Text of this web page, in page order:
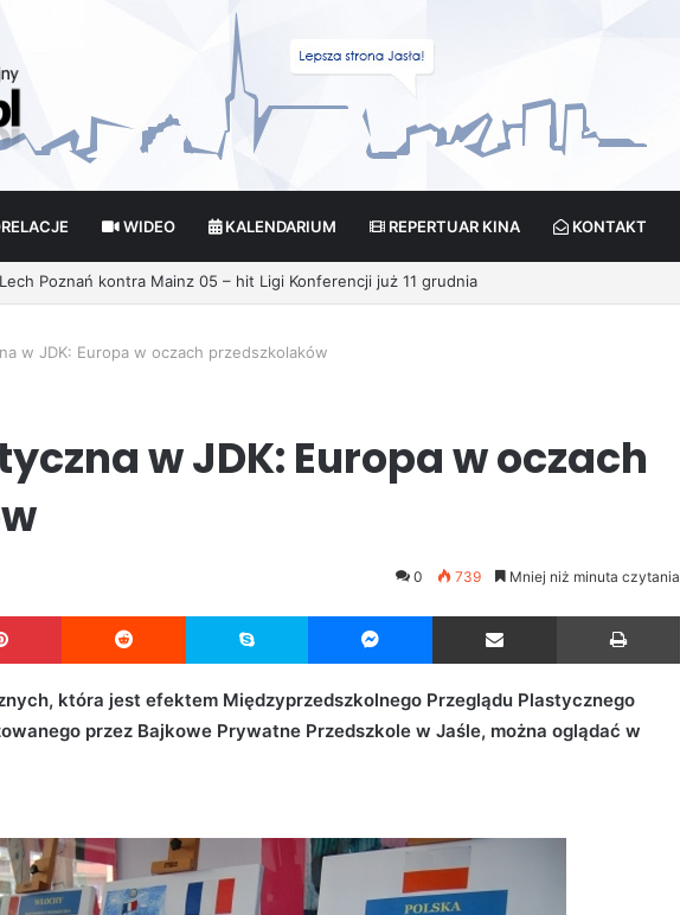
WIDEO KALENDARIUM REPERTUAR KINA KONTAKT
Lech Poznań kontra Mainz 05 – hit Ligi Konferencji już 11 grudnia
w JDK: Europa w oczach przedszkolaków
w JDK: Europa w oczach
0 739 Mniej niż minuta czytania
Pinterest Reddit Skype Messenger Udostępnij przez Email
która jest efektem Międzyprzedszkolnego Przeglądu Plastycznego
przez Bajkowe Prywatne Przedszkole w Jaśle, można oglądać w